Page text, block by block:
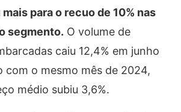
para o recuo de 10% nas
segmento. O volume de
caiu 12,4% em junho
com o mesmo mês de 2024,
médio subiu 3,6%.